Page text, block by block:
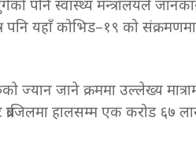
पनि स्वास्थ्य मन्त्रालयले
पनि यहाँ कोभिड–१९ को
ज्यान जाने क्रममा उल्लेख्य
हालसम्म एक करोड ६७